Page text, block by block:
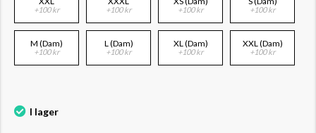
+100 kr +100 kr +100 kr +100 kr
M (Dam)
+100 kr
L (Dam)
+100 kr
XL (Dam)
+100 kr
XXL (Dam)
+100 kr
I lager